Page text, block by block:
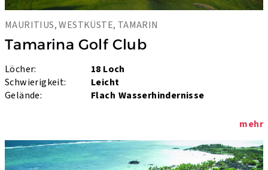
MAURITIUS, WESTKÜSTE, TAMARIN
Tamarina Golf Club
Löcher:
18 Loch
Schwierigkeit:
Leicht
Gelände:
Flach Wasserhindernisse
mehr